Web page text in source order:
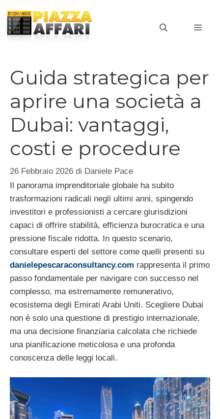
contenuto
Guida strategica per
aprire una società a
Dubai: vantaggi,
costi e procedure
26 Febbraio 2026 di Daniele Pace
Il panorama imprenditoriale globale ha subito
trasformazioni radicali negli ultimi anni, spingendo
investitori e professionisti a cercare giurisdizioni
capaci di offrire stabilità, efficienza burocratica e una
pressione fiscale ridotta. In questo scenario,
consultare esperti del settore come quelli presenti su
danielepescaraconsultancy.com rappresenta il primo
passo fondamentale per navigare con successo nel
complesso, ma estremamente remunerativo,
ecosistema degli Emirati Arabi Uniti. Scegliere Dubai
non è solo una questione di prestigio internazionale,
ma una decisione finanziaria calcolata che richiede
una pianificazione meticolosa e una profonda
conoscenza delle leggi locali.